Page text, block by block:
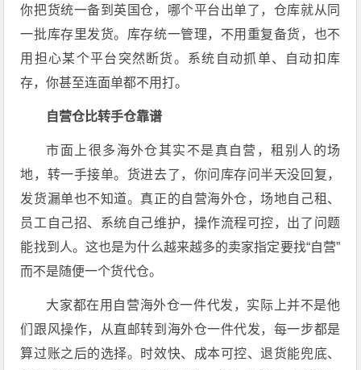
你把货统一备到英国仓，哪个平台出单了，仓库就从同
一批库存里发货。库存统一管理，不用重复备货，也不
用担心某个平台突然断货。系统自动抓单、自动扣库
存，你甚至连面单都不用打。
自营仓比转手仓靠谱
市面上很多海外仓其实不是真自营，租别人的场
地，转一手接单。货进去了，你问库存问半天没回复，
发货漏单也不知道。真正的自营海外仓，场地自己租、
员工自己招、系统自己维护，操作流程可控，出了问题
能找到人。这也是为什么越来越多的卖家指定要找“自营”
而不是随便一个货代仓。
大家都在用自营海外仓一件代发，实际上并不是他
们跟风操作，从直邮转到海外仓一件代发，每一步都是
算过账之后的选择。时效快、成本可控、退货能兜底、